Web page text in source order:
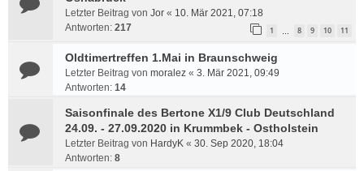
Letzter Beitrag von Jor « 10. Mär 2021, 07:18
Antworten: 217 1 8 9 10 11
Oldtimertreffen 1.Mai in Braunschweig
Letzter Beitrag von moralez « 3. Mär 2021, 09:49
Antworten: 14
Saisonfinale des Bertone X1/9 Club Deutschland
24.09. - 27.09.2020 in Krummbek - Ostholstein
Letzter Beitrag von HardyK « 30. Sep 2020, 18:04
Antworten: 8